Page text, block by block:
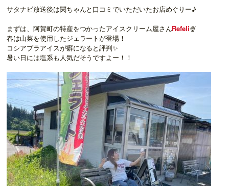
サタナビ放送後は関ちゃんと口コミでいただいたお店めぐりー♪
まずは、阿賀町の特産をつかったアイスクリーム屋さんRefeli🍨
春は山菜を使用したジェラートが登場！
コシアブラアイスが癖になると評判✨
暑い日には塩系も人気だそうですよー！！